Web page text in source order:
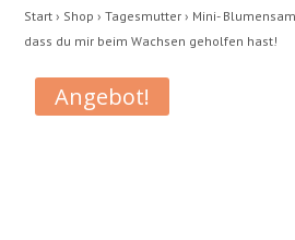
Start › Shop ›Tagesmutter › Mini-
dass du mir beim Wachsen geholfen hast!
Angebot!